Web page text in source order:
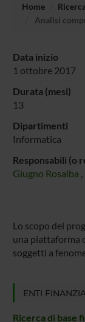
Home
Analisi
Data inizio
1 ottobre 2017
Durata (mesi)
13
Dipartimenti
Informatica
Responsabili (o
Giugno Rosalba ,
Lo scopo del
una piattaforma
soggetti a
ENTI
Ricerca di base